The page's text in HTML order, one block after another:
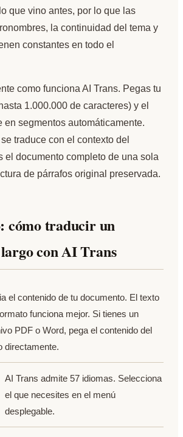
que vino antes, por lo que las
la continuidad del tema y
constantes en todo el
como funciona AI Trans. Pegas tu
1.000.000 de caracteres) y el
en segmentos automáticamente.
traduce con el contexto del
el documento completo de una sola
de párrafos original preservada.
cómo traducir un
con AI Trans
el contenido de tu documento. El texto
funciona mejor. Si tienes un
PDF o Word, pega el contenido del
directamente.
AI Trans admite 57 idiomas. Selecciona
el que necesites en el menú
desplegable.